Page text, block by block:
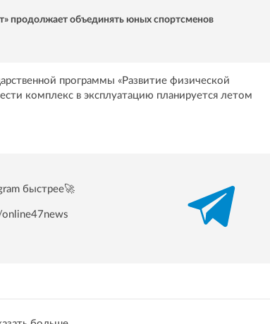
продолжает объединять юных спортсменов
программы «Развитие физической
комплекс в эксплуатацию планируется летом
быстрее🚀